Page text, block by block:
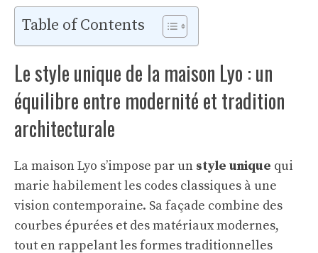
Table of Contents
Le style unique de la maison Lyo : un
équilibre entre modernité et tradition
architecturale
La maison Lyo s’impose par un style unique qui
marie habilement les codes classiques à une
vision contemporaine. Sa façade combine des
courbes épurées et des matériaux modernes,
tout en rappelant les formes traditionnelles